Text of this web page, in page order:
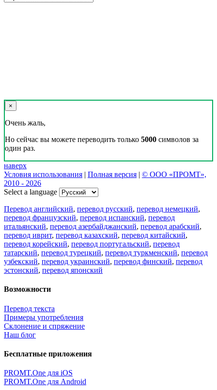
×
Очень жаль,
Но сейчас вы можете переводить только 5000 символов за
один раз.
наверх
Условия использования | Полная версия | © ООО «ПРОМТ»,
2010 - 2026
Select a language
Перевод английский, перевод русский, перевод немецкий,
перевод французский, перевод испанский, перевод
итальянский, перевод азербайджанский, перевод арабский,
перевод иврит, перевод казахский, перевод китайский,
перевод корейский, перевод португальский, перевод
татарский, перевод турецкий, перевод туркменский, перевод
узбекский, перевод украинский, перевод финский, перевод
эстонский, перевод японский
Возможности
Перевод текста
Примеры употребления
Склонение и спряжение
Наш блог
Бесплатные приложения
PROMT.One для iOS
PROMT.One для Android